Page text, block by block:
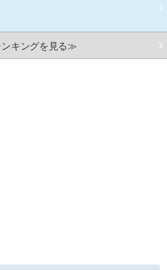
ンキングを見る≫